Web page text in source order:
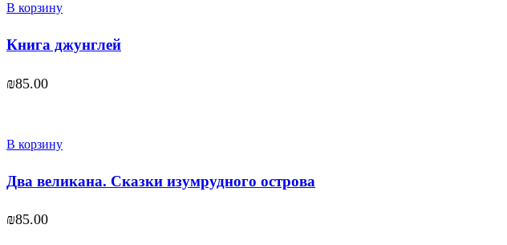
В корзину
Книга джунглей
₪85.00
В корзину
Два великана. Сказки изумрудного острова
₪85.00